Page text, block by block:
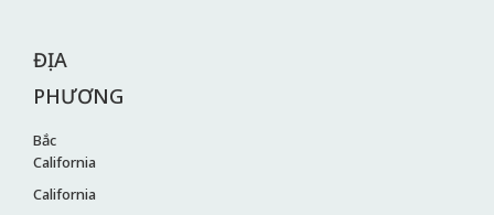
ĐỊA
PHƯƠNG
Bắc
California
California